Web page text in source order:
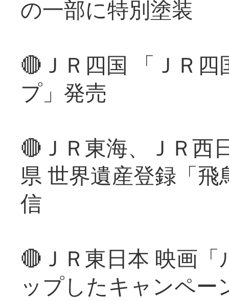
の一部に特別塗装
🔴ＪＲ四国 「ＪＲ
プ」発売
🔴ＪＲ東海、ＪＲ西
県 世界遺産登録「
信
🔴ＪＲ東日本 映画
ップしたキャンペー